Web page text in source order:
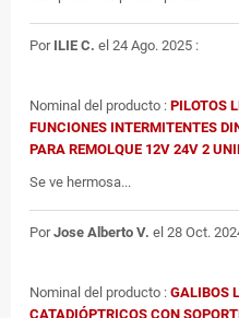
Por ILIE C. el 24 Ago. 2025 :
Nominal del producto : PILOTOS
FUNCIONES INTERMITENTES
PARA REMOLQUE 12V 24V 2
Se ve hermosa...
PorJose Alberto V. el 28 Oct.
Nominal del producto : GALIBOS
CATADIÓPTRICOS CON